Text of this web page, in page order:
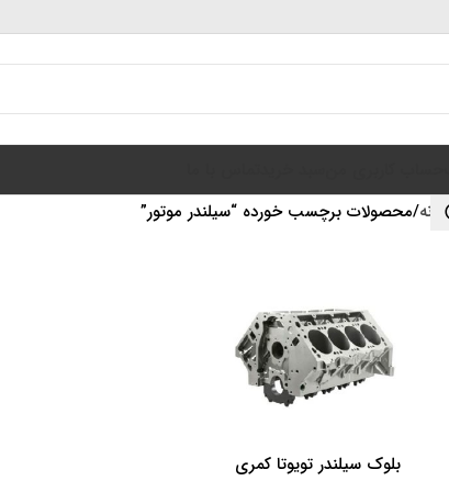
خانه محصولات برچسب خورده “سیلندر موتور”
اطلاعات بیشتربلوک سیلندر تویوتا کمری